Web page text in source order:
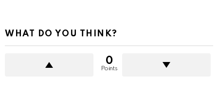
WHAT DO YOU THINK?
0
Points